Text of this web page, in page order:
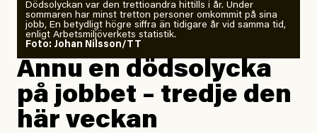
Dödsolyckan var den trettioandra hittills i år. Under
sommaren har minst tretton personer omkommit på sina
jobb, En betydligt högre siffra än tidigare år vid samma tid,
enligt Arbetsmiljöverkets statistik.
Foto: Johan Nilsson/TT
Ännu en dödsolycka
på jobbet – tredje den
här veckan